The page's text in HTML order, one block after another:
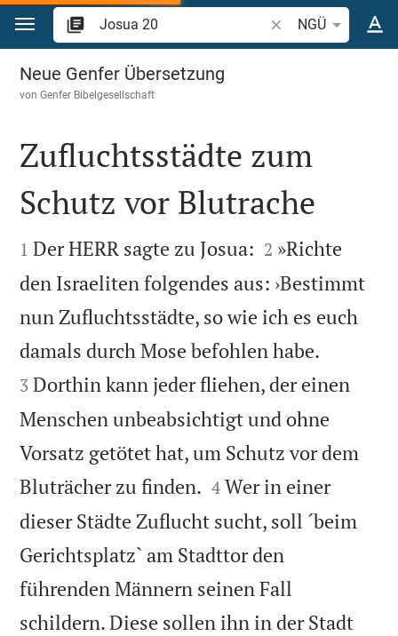
Zum Inhalt springen
Bibelstelle oder
NGÜ
Josua 20
Neue Genfer Übersetzung
vonGenfer Bibelgesellschaft

Zufluchtsstädte zum
Schutz vor Blutrache

1 Der HERR sagte zu Josua: 

2 »Richte
den Israeliten folgendes aus: ›Bestimmt
nun Zufluchtsstädte, so wie ich es euch
damals durch Mose befohlen habe.
3 Dorthin kann jeder fliehen, der einen
Menschen unbeabsichtigt und ohne
Vorsatz getötet hat, um Schutz vor dem
Bluträcher zu finden. 

4 Wer in einer
dieser Städte Zuflucht sucht, soll ´beim
Gerichtsplatz` am Stadttor den
führenden Männern seinen Fall
schildern. Diese sollen ihn in der Stadt